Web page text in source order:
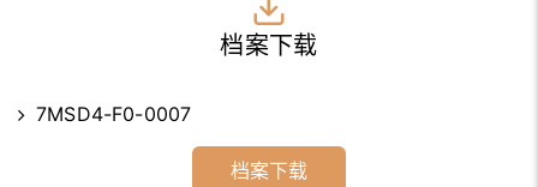
档案下载
7MSD4-F0-0007
档案下载